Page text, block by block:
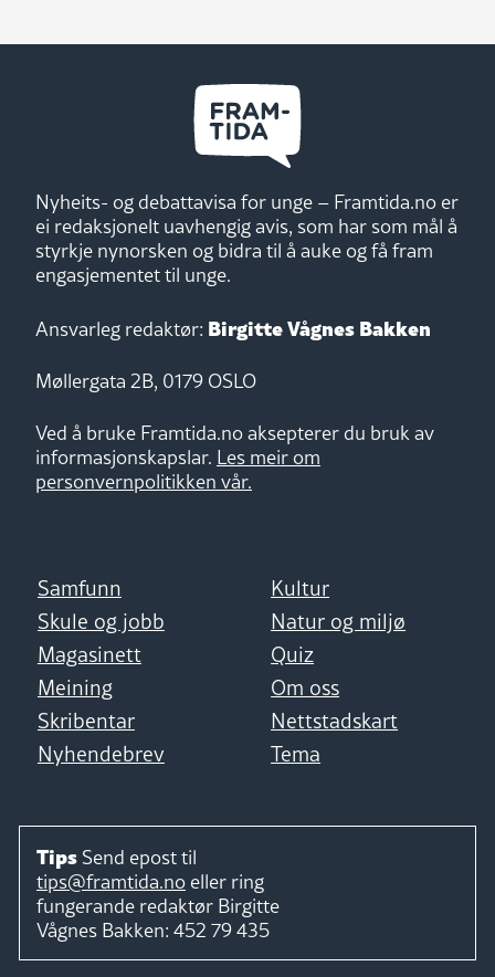
Nyheits- og debattavisa for unge – Framtida.no er
ei redaksjonelt uavhengig avis, som har som mål å
styrkje nynorsken og bidra til å auke og få fram
engasjementet til unge.
Ansvarleg redaktør: Birgitte Vågnes Bakken
Møllergata 2B, 0179 OSLO
Ved å bruke Framtida.no aksepterer du bruk av
informasjonskapslar. Les meir om
personvernpolitikken vår.
Samfunn
Kultur
Skule og jobb
Natur og miljø
Magasinett
Quiz
Meining
Om oss
Skribentar
Nettstadskart
Nyhendebrev
Tema
Tips Send epost til
tips@framtida.no eller ring
fungerande redaktør Birgitte
Vågnes Bakken: 452 79 435